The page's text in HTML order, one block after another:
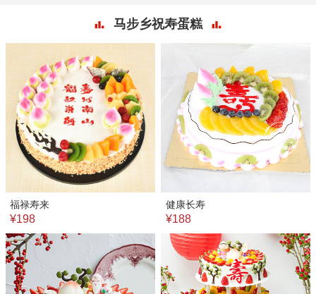
马步乡祝寿蛋糕
福禄寿来
¥198
健康长寿
¥188